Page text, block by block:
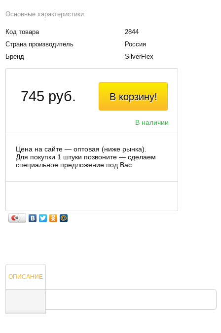
Основные характеристики:
Код товара
2844
Страна производитель
Россия
Бренд
SilverFlex
В корзину!
В наличии
745 руб.
Цена на сайте — оптовая (ниже рынка).
Для покупки 1 штуки позвоните — сделаем
специальное предложение под Вас.
ОПИСАНИЕ